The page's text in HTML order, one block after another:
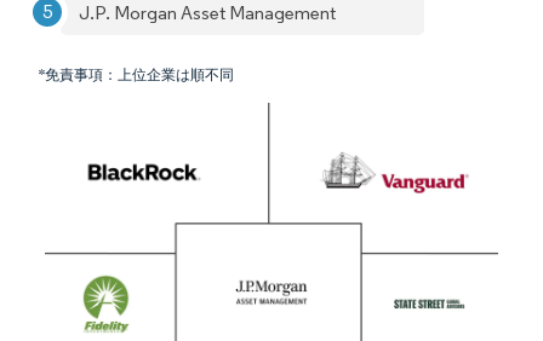
J.P. Morgan Asset Management
*免責事項：上位企業は順不同